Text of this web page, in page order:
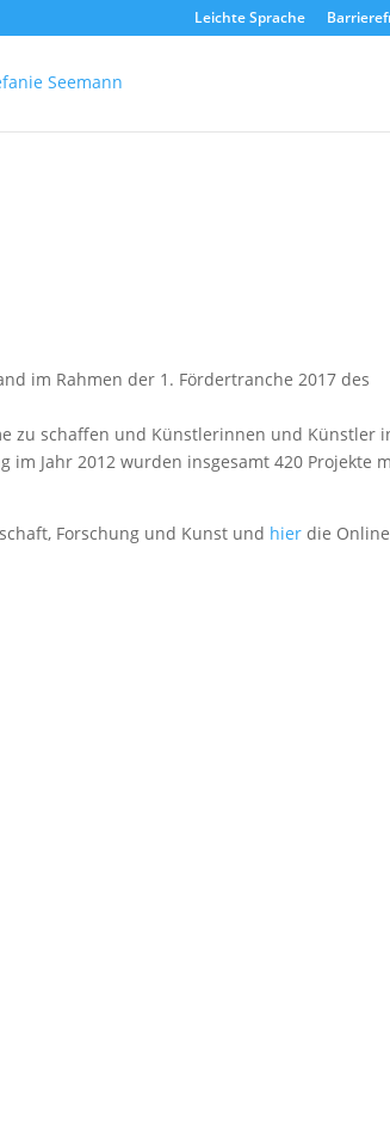
Leichte Sprache
Seemann
im Rahmen der 1. Fördertranche 2017 des
zu schaffen und Künstlerinnen und Künstler
Jahr 2012 wurden insgesamt 420 Projekte
Forschung und Kunst und hier die